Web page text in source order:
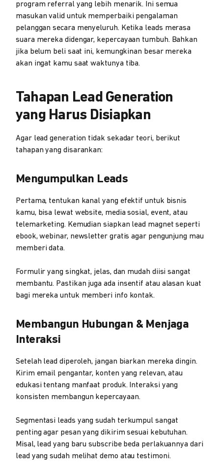
program referral yang lebih menarik. Ini semua
masukan valid untuk memperbaiki pengalaman
pelanggan secara menyeluruh. Ketika leads merasa
suara mereka didengar, kepercayaan tumbuh. Bahkan
jika belum beli saat ini, kemungkinan besar mereka
akan ingat kamu saat waktunya tiba.
Tahapan Lead Generation
yang Harus Disiapkan
Agar lead generation tidak sekadar teori, berikut
tahapan yang disarankan:
Mengumpulkan Leads
Pertama, tentukan kanal yang efektif untuk bisnis
kamu, bisa lewat website, media sosial, event, atau
telemarketing. Kemudian siapkan lead magnet seperti
ebook, webinar, newsletter gratis agar pengunjung mau
memberi data.
Formulir yang singkat, jelas, dan mudah diisi sangat
membantu. Pastikan juga ada insentif atau alasan kuat
bagi mereka untuk memberi info kontak.
Membangun Hubungan & Menjaga
Interaksi
Setelah lead diperoleh, jangan biarkan mereka dingin.
Kirim email pengantar, konten yang relevan, atau
edukasi tentang manfaat produk. Interaksi yang
konsisten membangun kepercayaan.
Segmentasi leads yang sudah terkumpul sangat
penting agar pesan yang dikirim sesuai kebutuhan.
Misal, lead yang baru subscribe beda perlakuannya dari
lead yang sudah melihat demo atau testimoni.